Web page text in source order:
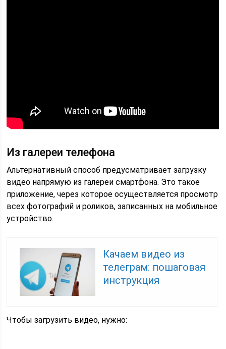
Из галереи телефона
Альтернативный способ предусматривает загрузку
видео напрямую из галереи смартфона. Это такое
приложение, через которое осуществляется просмотр
всех фотографий и роликов, записанных на мобильное
устройство.
Качаем видео из
телеграм: пошаговая
инструкция
Чтобы загрузить видео, нужно: